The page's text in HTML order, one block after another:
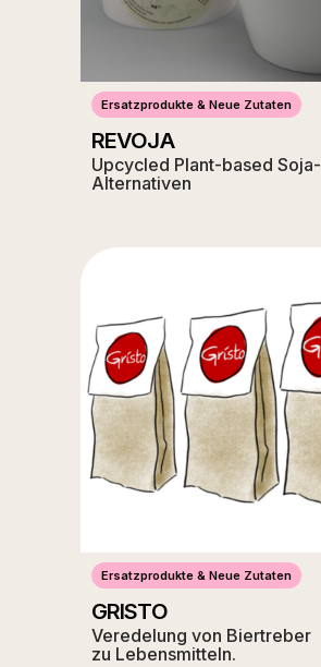
Ersatzprodukte & Neue Zutaten
REVOJA
Upcycled Plant-based Soja-
Alternativen
Ersatzprodukte & Neue Zutaten
GRISTO
Veredelung von Biertreber
zu Lebensmitteln.